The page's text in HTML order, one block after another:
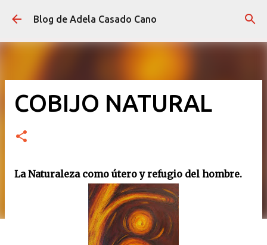
Ir al contenido principal
Blog de Adela Casado Cano
COBIJO NATURAL
La Naturaleza como útero y refugio del hombre.